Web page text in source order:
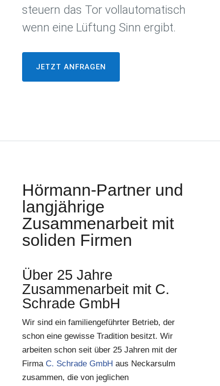
steuern das Tor vollautomatisch
wenn eine Lüftung Sinn ergibt.
JETZT ANFRAGEN
Hörmann-Partner und
langjährige
Zusammenarbeit mit
soliden Firmen
Über 25 Jahre
Zusammenarbeit mit C.
Schrade GmbH
Wir sind ein familiengeführter Betrieb, der
schon eine gewisse Tradition besitzt. Wir
arbeiten schon seit über 25 Jahren mit der
Firma C. Schrade GmbH aus Neckarsulm
zusammen, die von jeglichen